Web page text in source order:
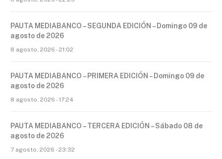
PAUTA MEDIABANCO – SEGUNDA EDICIÓN – Domingo 09 de
agosto de 2026
8 agosto, 2026 - 21:02
PAUTA MEDIABANCO – PRIMERA EDICIÓN – Domingo 09 de
agosto de 2026
8 agosto, 2026 - 17:24
PAUTA MEDIABANCO – TERCERA EDICIÓN – Sábado 08 de
agosto de 2026
7 agosto, 2026 - 23:32